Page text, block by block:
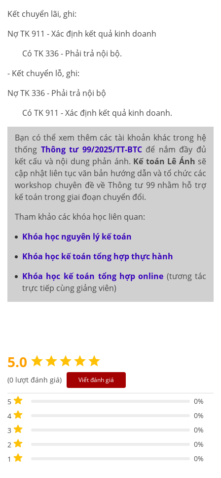
Kết chuyển lãi, ghi:
Nợ TK 911 - Xác định kết quả kinh doanh
Có TK 336 - Phải trả nội bộ.
- Kết chuyển lỗ, ghi:
Nợ TK 336 - Phải trả nội bộ
Có TK 911 - Xác định kết quả kinh doanh.
Bạn có thể xem thêm các tài khoản khác trong hệ
thống Thông tư 99/2025/TT-BTCđể nắm đầy đủ
kết cấu và nội dung phản ánh. Kế toán Lê Ánh sẽ
cập nhật liên tục văn bản hướng dẫn và tổ chức các
workshop chuyên đề về Thông tư 99 nhằm hỗ trợ
kế toán trong giai đoạn chuyển đổi.
Tham khảo các khóa học liên quan:
Khóa học nguyên lý kế toán
Khóa học kế toán tổng hợp thực hành
Khóa học kế toán tổng hợp online (tương tác
trực tiếp cùng giảng viên)
5.0
(0 lượt đánh giá) Viết đánh giá
5
0%
4
0%
3
0%
2
0%
1
0%